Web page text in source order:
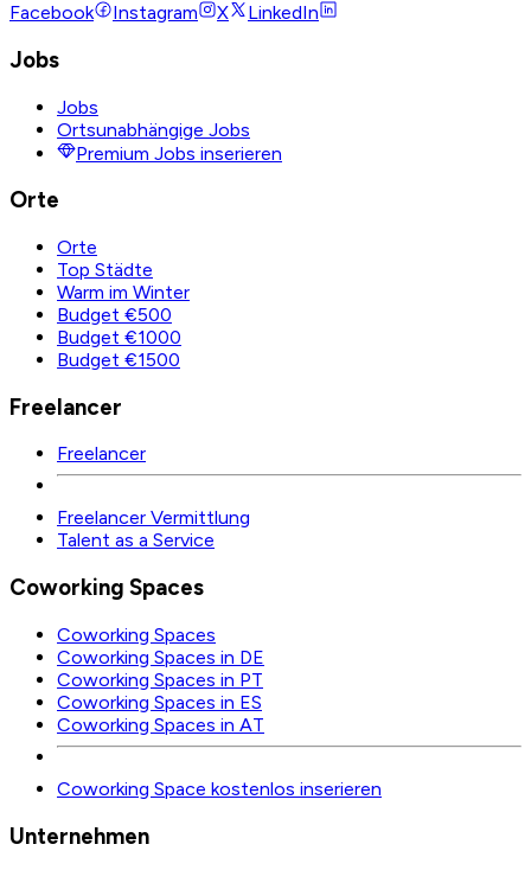
Facebook
Instagram X LinkedIn
Jobs
Jobs
Ortsunabhängige Jobs
Premium Jobs inserieren
Orte
Orte
Top Städte
Warm im Winter
Budget €500
Budget €1000
Budget €1500
Freelancer
Freelancer
Freelancer Vermittlung
Talent as a Service
Coworking Spaces
Coworking Spaces
Coworking Spaces in DE
Coworking Spaces in PT
Coworking Spaces in ES
Coworking Spaces in AT
Coworking Space kostenlos inserieren
Unternehmen